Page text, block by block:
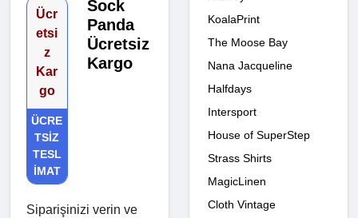
Ücr
etsi
z
Kar
go
ÜCRE
TSIZ
TESL
IMAT
Sock
Panda
Ücretsiz
Kargo
Siparişinizi verin ve
KoalaPrint
The Moose Bay
Nana Jacqueline
Halfdays
Intersport
House of SuperStep
Strass Shirts
MagicLinen
Cloth Vintage